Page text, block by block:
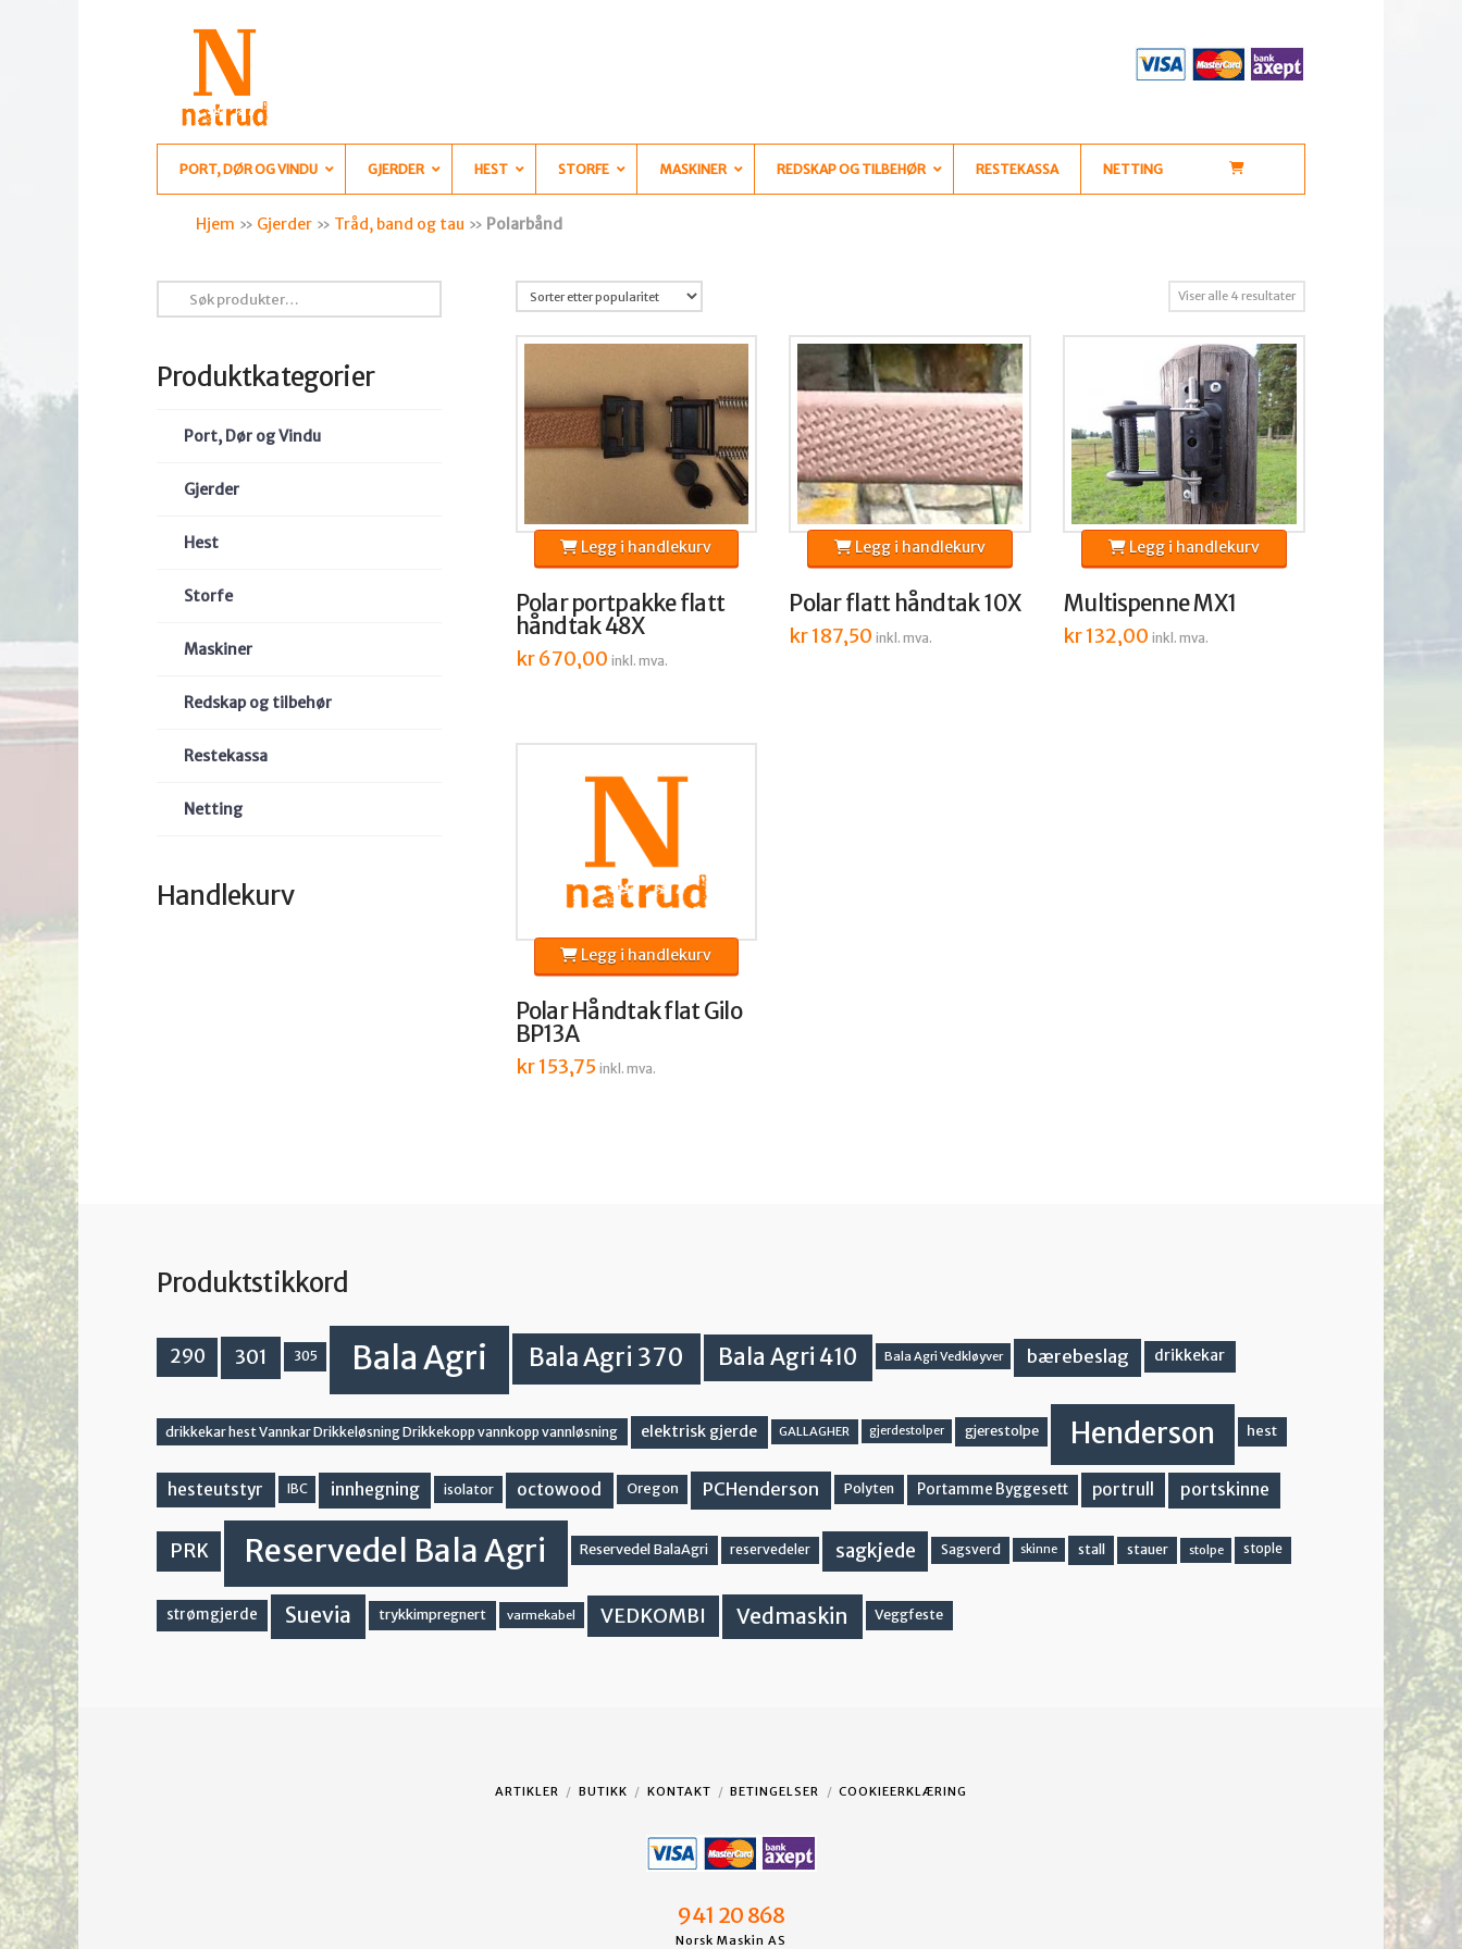
PORT, DØR OG VINDU GJERDER HEST STORFE MASKINER REDSKAP OG TILBEHØR RESTEKASSA NETTING
Hjem » Gjerder » Tråd, band og tau » Polarbånd
Viser alle 4 resultaterSortert
propularitet
Polar portpakke flatt
håndtak 48X
kr670,00 inkl. mva.
Legg i handlekurv
Polar flatt håndtak 10X
kr187,50 inkl. mva.
Legg i handlekurv
Multispenne MX1
kr132,00 inkl. mva.
Legg i handlekurv
Polar Håndtak flat Gilo
BP13A
kr153,75 inkl. mva.
Legg i handlekurv
etter:
Produktkategorier
Port, Dør og Vindu
Gjerder
Hest
Storfe
Maskiner
Redskap og tilbehør
Restekassa
Netting
Handlekurv
Produktstikkord
290 301 305 Bala Agri Bala Agri 370 Bala Agri 410 Bala Agri Vedkløyver bærebeslag drikkekar
drikkekar hest Vannkar Drikkeløsning Drikkekopp vannkopp vannløsning elektrisk gjerde GALLAGHER gjerdestolper gjerestolpe Henderson hest
hesteutstyr IBC innhegning isolator octowood Oregon PCHenderson Polyten Portamme Byggesett portrull portskinne
PRK Reservedel Bala Agri Reservedel BalaAgri reservedeler sagkjede Sagsverd skinne stall stauer stolpe stople
strømgjerde Suevia trykkimpregnert varmekabel VEDKOMBI Vedmaskin Veggfeste
ARTIKLER BUTIKK KONTAKT BETINGELSER COOKIEERKLÆRING
941 20 868
Norsk Maskin AS